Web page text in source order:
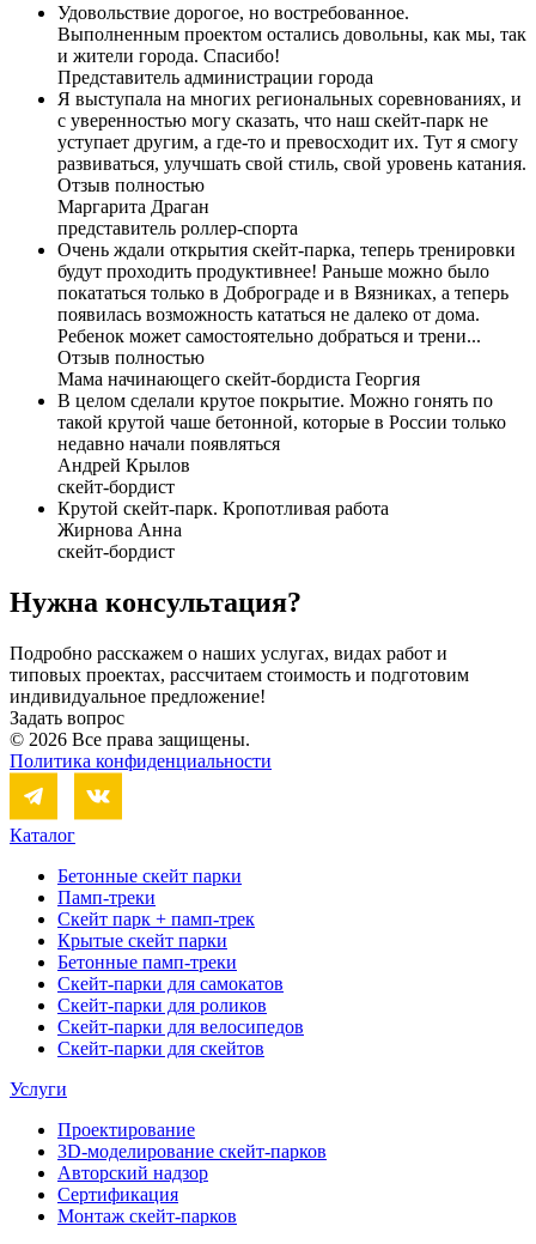
Удовольствие дорогое, но востребованное.
Выполненным проектом остались довольны, как мы, так
и жители города. Спасибо!
Представитель администрации города
Я выступала на многих региональных соревнованиях, и
с уверенностью могу сказать, что наш скейт-парк не
уступает другим, а где-то и превосходит их. Тут я смогу
развиваться, улучшать свой стиль, свой уровень катания.
Отзыв полностью
Маргарита Драган
представитель роллер-спорта
Очень ждали открытия скейт-парка, теперь тренировки
будут проходить продуктивнее! Раньше можно было
покататься только в Доброграде и в Вязниках, а теперь
появилась возможность кататься не далеко от дома.
Ребенок может самостоятельно добраться и трени...
Отзыв полностью
Мама начинающего скейт-бордиста Георгия
В целом сделали крутое покрытие. Можно гонять по
такой крутой чаше бетонной, которые в России только
недавно начали появляться
Андрей Крылов
скейт-бордист
Крутой скейт-парк. Кропотливая работа
Жирнова Анна
скейт-бордист
Нужна консультация?
Подробно расскажем о наших услугах, видах работ и
типовых проектах, рассчитаем стоимость и подготовим
индивидуальное предложение!
Задать вопрос
© 2026 Все права защищены.
Политика конфиденциальности
Каталог
Бетонные скейт парки
Памп-треки
Скейт парк + памп-трек
Крытые скейт парки
Бетонные памп-треки
Скейт-парки для самокатов
Скейт-парки для роликов
Скейт-парки для велосипедов
Скейт-парки для скейтов
Услуги
Проектирование
3D-моделирование скейт-парков
Авторский надзор
Сертификация
Монтаж скейт-парков